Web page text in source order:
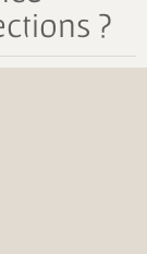
?